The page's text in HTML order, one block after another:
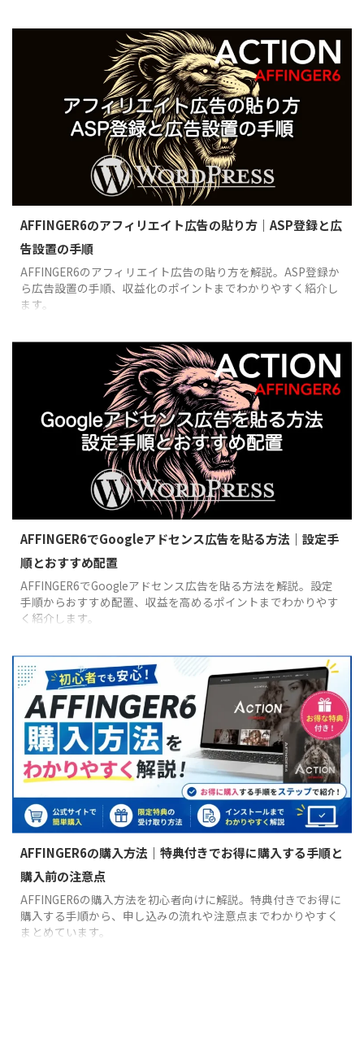
AFFINGER6のアフィリエイト広告の貼り方｜ASP登録と広
告設置の手順
AFFINGER6のアフィリエイト広告の貼り方を解説。ASP登録か
ら広告設置の手順、収益化のポイントまでわかりやすく紹介し
ます。
AFFINGER6でGoogleアドセンス広告を貼る方法｜設定手
順とおすすめ配置
AFFINGER6でGoogleアドセンス広告を貼る方法を解説。設定
手順からおすすめ配置、収益を高めるポイントまでわかりやす
く紹介します。
AFFINGER6の購入方法｜特典付きでお得に購入する手順と
購入前の注意点
AFFINGER6の購入方法を初心者向けに解説。特典付きでお得に
購入する手順から、申し込みの流れや注意点までわかりやすく
まとめています。